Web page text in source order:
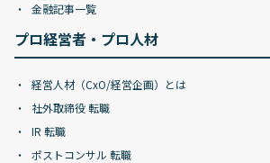
金融記事一覧
プロ経営者・プロ人材
経営人材（CxO/経営企画）とは
社外取締役 転職
IR 転職
ポストコンサル 転職